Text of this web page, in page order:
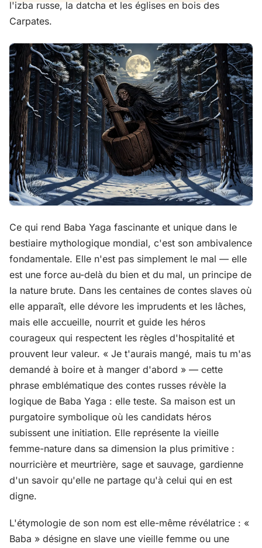
l'izba russe, la datcha et les églises en bois des
Carpates.
Ce qui rend Baba Yaga fascinante et unique dans le
bestiaire mythologique mondial, c'est son ambivalence
fondamentale. Elle n'est pas simplement le mal — elle
est une force au-delà du bien et du mal, un principe de
la nature brute. Dans les centaines de contes slaves où
elle apparaît, elle dévore les imprudents et les lâches,
mais elle accueille, nourrit et guide les héros
courageux qui respectent les règles d'hospitalité et
prouvent leur valeur. « Je t'aurais mangé, mais tu m'as
demandé à boire et à manger d'abord » — cette
phrase emblématique des contes russes révèle la
logique de Baba Yaga : elle teste. Sa maison est un
purgatoire symbolique où les candidats héros
subissent une initiation. Elle représente la vieille
femme-nature dans sa dimension la plus primitive :
nourricière et meurtrière, sage et sauvage, gardienne
d'un savoir qu'elle ne partage qu'à celui qui en est
digne.
L'étymologie de son nom est elle-même révélatrice : «
Baba » désigne en slave une vieille femme ou une